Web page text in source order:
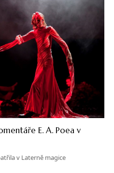
E. A. Poea v
v Laterně magice